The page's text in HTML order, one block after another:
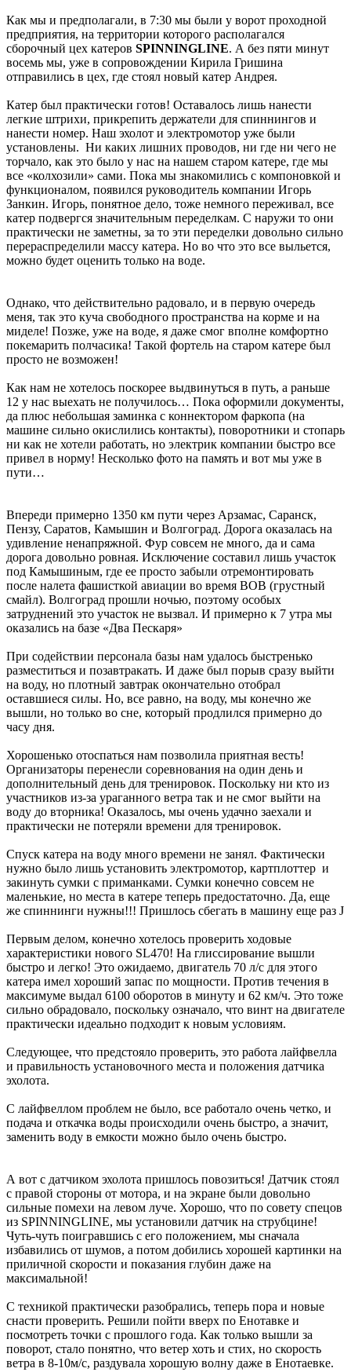
Как мы и предполагали, в 7:30 мы были у ворот проходной
предприятия, на территории которого располагался
сборочный цех катеров SPINNINGLINE. А без пяти минут
восемь мы, уже в сопровождении Кирила Гришина
отправились в цех, где стоял новый катер Андрея.
Катер был практически готов! Оставалось лишь нанести
легкие штрихи, прикрепить держатели для спиннингов и
нанести номер. Наш эхолот и электромотор уже были
установлены. Ни каких лишних проводов, ни где ни чего не
торчало, как это было у нас на нашем старом катере, где мы
все «колхозили» сами. Пока мы знакомились с компоновкой и
функционалом, появился руководитель компании Игорь
Занкин. Игорь, понятное дело, тоже немного переживал, все
катер подвергся значительным переделкам. С наружи то они
практически не заметны, за то эти переделки довольно сильно
перераспределили массу катера. Но во что это все выльется,
можно будет оценить только на воде.
Однако, что действительно радовало, и в первую очередь
меня, так это куча свободного пространства на корме и на
миделе! Позже, уже на воде, я даже смог вполне комфортно
покемарить полчасика! Такой фортель на старом катере был
просто не возможен!
Как нам не хотелось поскорее выдвинуться в путь, а раньше
12 у нас выехать не получилось… Пока оформили документы,
да плюс небольшая заминка с коннектором фаркопа (на
машине сильно окислились контакты), поворотники и стопарь
ни как не хотели работать, но электрик компании быстро все
привел в норму! Несколько фото на память и вот мы уже в
пути…
Впереди примерно 1350 км пути через Арзамас, Саранск,
Пензу, Саратов, Камышин и Волгоград. Дорога оказалась на
удивление ненапряжной. Фур совсем не много, да и сама
дорога довольно ровная. Исключение составил лишь участок
под Камышиным, где ее просто забыли отремонтировать
после налета фашисткой авиации во время ВОВ (грустный
смайл). Волгоград прошли ночью, поэтому особых
затруднений это участок не вызвал. И примерно к 7 утра мы
оказались на базе «Два Пескаря»
При содействии персонала базы нам удалось быстренько
разместиться и позавтракать. И даже был порыв сразу выйти
на воду, но плотный завтрак окончательно отобрал
оставшиеся силы. Но, все равно, на воду, мы конечно же
вышли, но только во сне, который продлился примерно до
часу дня.
Хорошенько отоспаться нам позволила приятная весть!
Организаторы перенесли соревнования на один день и
дополнительный день для тренировок. Поскольку ни кто из
участников из-за ураганного ветра так и не смог выйти на
воду до вторника! Оказалось, мы очень удачно заехали и
практически не потеряли времени для тренировок.
Спуск катера на воду много времени не занял. Фактически
нужно было лишь установить электромотор, картплоттер и
закинуть сумки с приманками. Сумки конечно совсем не
маленькие, но места в катере теперь предостаточно. Да, еще
же спиннинги нужны!!! Пришлось сбегать в машину еще раз J
Первым делом, конечно хотелось проверить ходовые
характеристики нового SL470! На глиссирование вышли
быстро и легко! Это ожидаемо, двигатель 70 л/с для этого
катера имел хороший запас по мощности. Против течения в
максимуме выдал 6100 оборотов в минуту и 62 км/ч. Это тоже
сильно обрадовало, поскольку означало, что винт на двигателе
практически идеально подходит к новым условиям.
Следующее, что предстояло проверить, это работа лайфвелла
и правильность установочного места и положения датчика
эхолота.
С лайфвеллом проблем не было, все работало очень четко, и
подача и откачка воды происходили очень быстро, а значит,
заменить воду в емкости можно было очень быстро.
А вот с датчиком эхолота пришлось повозиться! Датчик стоял
с правой стороны от мотора, и на экране были довольно
сильные помехи на левом луче. Хорошо, что по совету спецов
из SPINNINGLINE, мы установили датчик на струбцине!
Чуть-чуть поигравшись с его положением, мы сначала
избавились от шумов, а потом добились хорошей картинки на
приличной скорости и показания глубин даже на
максимальной!
С техникой практически разобрались, теперь пора и новые
снасти проверить. Решили пойти вверх по Енотавке и
посмотреть точки с прошлого года. Как только вышли за
поворот, стало понятно, что ветер хоть и стих, но скорость
ветра в 8-10м/с, раздувала хорошую волну даже в Енотаевке.